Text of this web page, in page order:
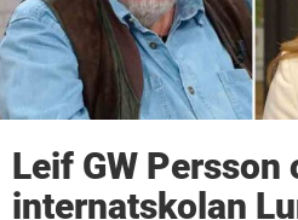
Leif GW Persson
internatskolan